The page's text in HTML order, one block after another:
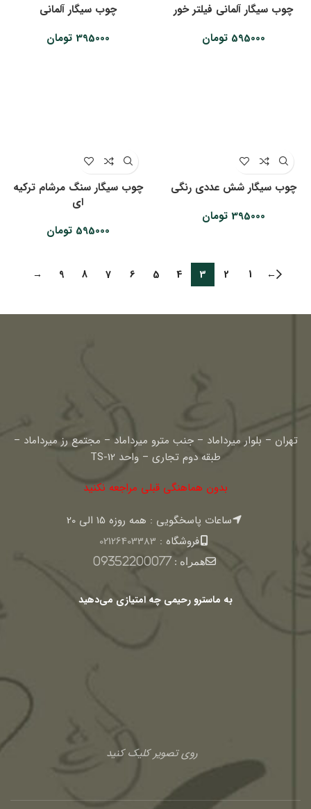
چوب سیگار آلمانی فیلتر خور
595000 تومان
چوب سیگار آلمانی
395000 تومان
چوب سیگار شش عددی رنگی
395000 تومان
چوب سیگار سنگ مرشام ترکیه
ای
595000 تومان
←
1
2
3
4
5
6
7
8
9
→
تهران – بلوار میرداماد – جنب مترو میرداماد – مجتمع رز میرداماد –
طبقه دوم تجاری – واحد TS-12
بدون هماهنگی قبلی مراجعه نکنید
ساعات پاسخگویی : همه روزه 15 الی 20
فروشگاه : 02126403383
همراه :09352200077
به ماسترو رحیمی چه امتیازی می‌دهید
روی تصویر کلیک کنید